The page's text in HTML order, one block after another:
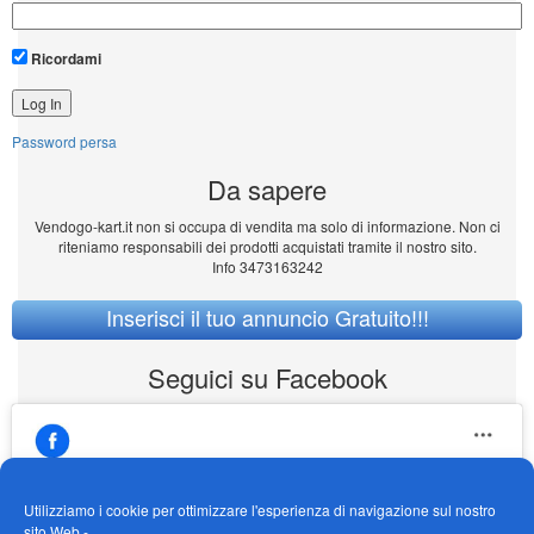
Utilizziamo i cookie per ottimizzare l'esperienza di navigazione sul nostro
Ricordami
Password persa
Da sapere
Vendogo-kart.it non si occupa di vendita ma solo di informazione. Non ci
riteniamo responsabili dei prodotti acquistati tramite il nostro sito.
Info 3473163242
Inserisci il tuo annuncio Gratuito!!!
Seguici su Facebook